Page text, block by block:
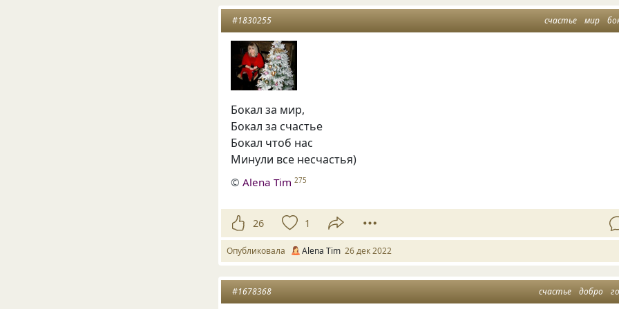
счастье мир
#1830255
Бокал за мир,
Бокал за счастье
Бокал чтоб нас
Минули все несчаcтья)
©Alena Tim 275
26 1
Опубликовала Alena Tim 26 дек 2022
счастье добро
#1678368